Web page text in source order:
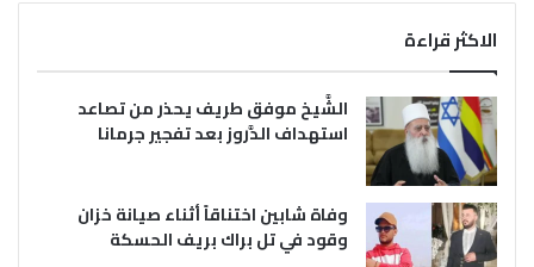
الاكثر قراءة
الشَّيخ موفق طريف يحذر من تصاعد
استهداف الدَّروز بعد تفجير جرمانا
وفاة شابين اختناقاً أثناء صيانة خزان
وقود في تل براك بريف الحسكة